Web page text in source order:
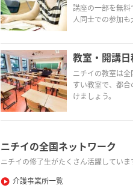
講座の一部を無
人同士での参加も
教室・開講
ニチイの教室は
すい教室で、都
けましょう。
ニチイの全国ネットワーク
ニチイの修了生がたくさん活躍していま
介護事業所一覧